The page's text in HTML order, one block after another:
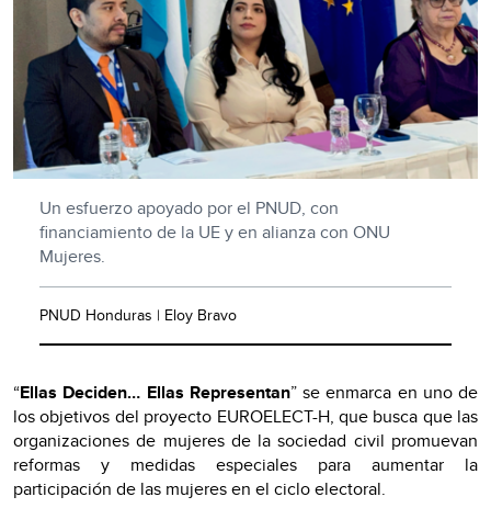
Un esfuerzo apoyado por el PNUD, con
financiamiento de la UE y en alianza con ONU
Mujeres.
PNUD Honduras | Eloy Bravo
“Ellas Deciden… Ellas Representan” se enmarca en uno de
los objetivos del proyecto EUROELECT-H, que busca que las
organizaciones de mujeres de la sociedad civil promuevan
reformas y medidas especiales para aumentar la
participación de las mujeres en el ciclo electoral.